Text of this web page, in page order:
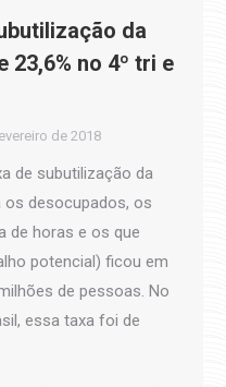
da
no 4º tri e
de 2018
de subutilização da
os desocupados, os
de horas e os que
potencial) ficou em
de pessoas. No
essa taxa foi de